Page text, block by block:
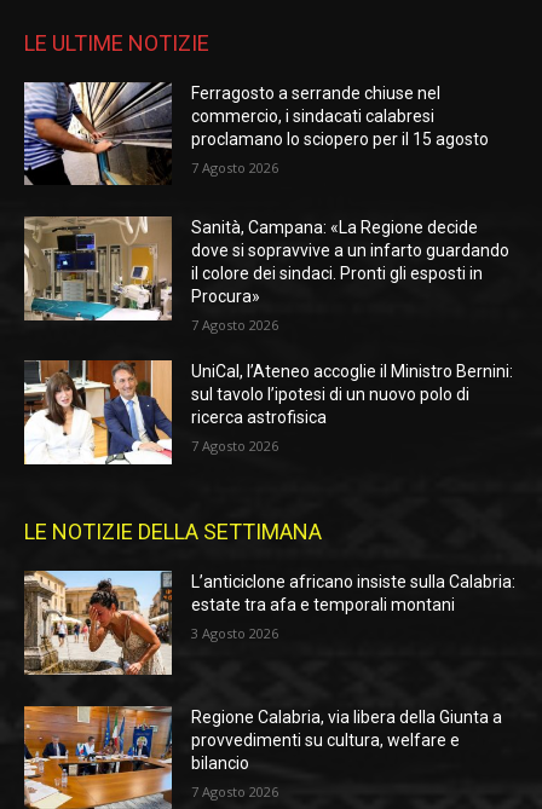
LE ULTIME NOTIZIE
Ferragosto a serrande chiuse nel
commercio, i sindacati calabresi
proclamano lo sciopero per il 15 agosto
7 Agosto 2026
Sanità, Campana: «La Regione decide
dove si sopravvive a un infarto guardando
il colore dei sindaci. Pronti gli esposti in
Procura»
7 Agosto 2026
UniCal, l’Ateneo accoglie il Ministro Bernini:
sul tavolo l’ipotesi di un nuovo polo di
ricerca astrofisica
7 Agosto 2026
LE NOTIZIE DELLA SETTIMANA
L’anticiclone africano insiste sulla Calabria:
estate tra afa e temporali montani
3 Agosto 2026
Regione Calabria, via libera della Giunta a
provvedimenti su cultura, welfare e
bilancio
7 Agosto 2026